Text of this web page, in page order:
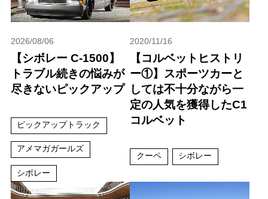
2026/08/06
【シボレー C-1500】
トラブル続きの悩みが
尽きないピックアップ
ピックアップトラック
アメマガガールズ
シボレー
2020/11/16
【コルベットヒストリ
ー①】スポーツカーと
しては不十分ながら一
定の人気を獲得したC1
コルベット
クーペ シボレー